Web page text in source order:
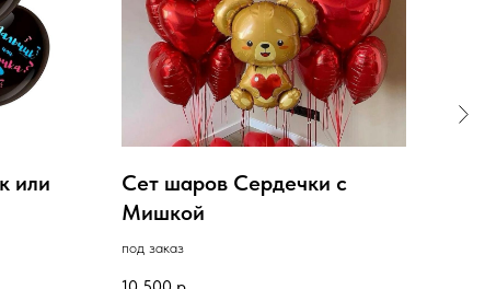
или
Сет шаров Сердечки с
Мишкой
под заказ